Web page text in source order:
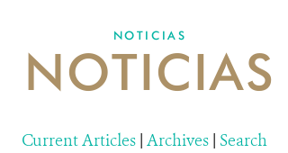
NOTICIAS
NOTICIAS
Current Articles | Archives | Search